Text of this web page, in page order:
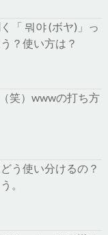
「 뭐야 (ボヤ)」っ
？使い方は？
笑）wwwの打ち方
う使い分けるの？
。